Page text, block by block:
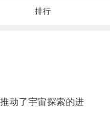
排行
动了宇宙探索的进